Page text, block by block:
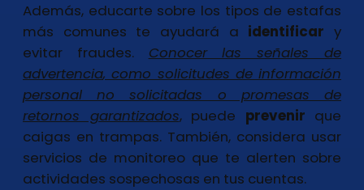
Además, educarte sobre los tipos de estafas
más comunes te ayudará a identificar y
evitar fraudes. Conocer las señales de
advertencia, como solicitudes de información
personal no solicitadas o promesas de
retornos garantizados, puede prevenir que
caigas en trampas. También, considera usar
servicios de monitoreo que te alerten sobre
actividades sospechosas en tus cuentas.